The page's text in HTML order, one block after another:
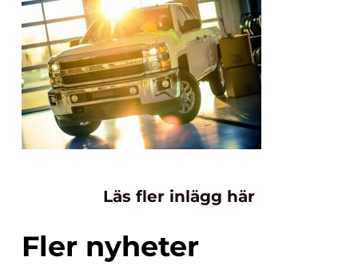
Läs fler inlägg här
Fler nyheter